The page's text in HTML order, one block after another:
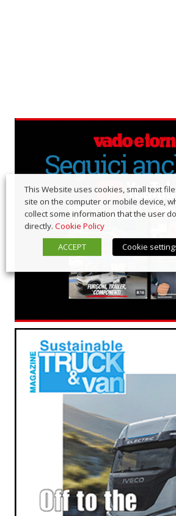
This Website uses cookies, small text
site on the computer or mobile device,
collect some information that the user
directly. Cookie Policy
ACCEPT
Cookie